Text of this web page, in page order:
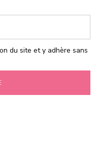
du site et y adhère sans